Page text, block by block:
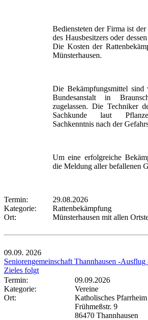
Bediensteten der Firma ist
des Hausbesitzers oder
Die Kosten der
Münsterhausen.
Die Bekämpfungsmittel sind
Bundesanstalt in
zugelassen. Die Techniker
Sachkunde laut
Sachkenntnis nach der
Um eine erfolgreiche
die Meldung aller befallenen
Termin:
29.08.2026
Kategorie:
Rattenbekämpfung
Ort:
Münsterhausen mit allen
09.09. 2026
Seniorengemeinschaft Thannhausen -Ausflug
Zieles folgt
Termin:
09.09.2026
Kategorie:
Vereine
Ort:
Katholisches Pfarrheim
Frühmeßstr. 9
86470 Thannhausen